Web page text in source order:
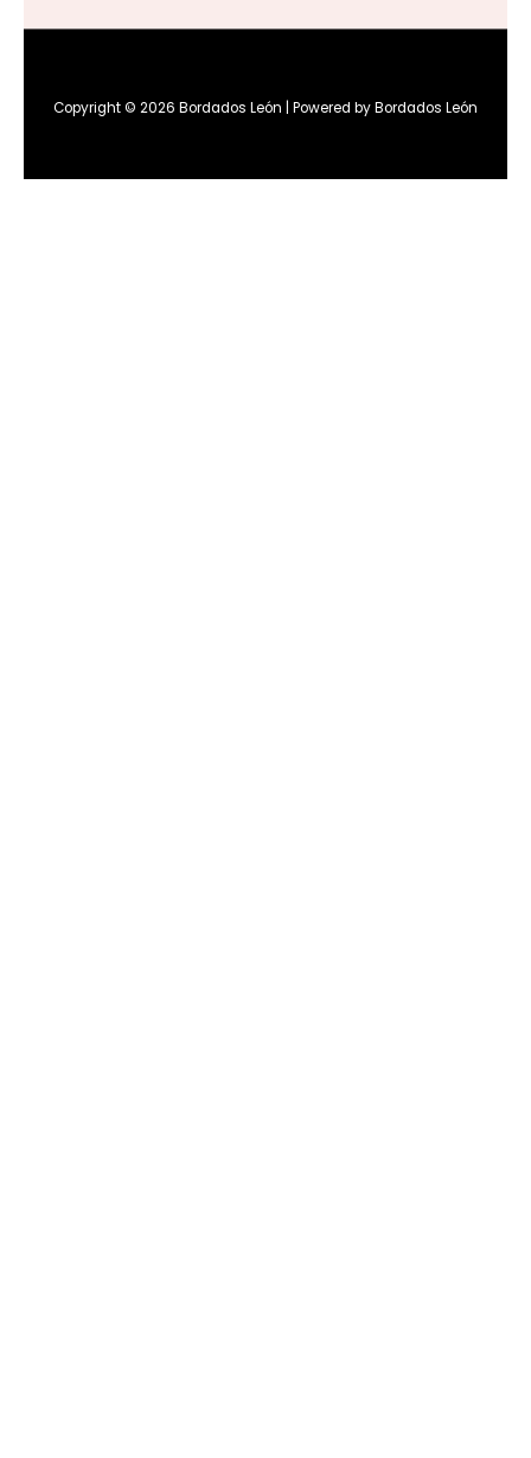
Copyright © 2026 Bordados León | Powered by Bordados León